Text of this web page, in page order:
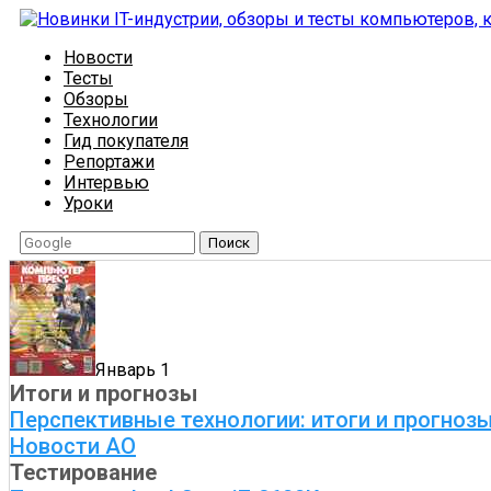
Новости
Тесты
Обзоры
Технологии
Гид покупателя
Репортажи
Интервью
Уроки
Поиск
Январь 1
Итоги и прогнозы
Перспективные технологии: итоги и
Новости АО
Тестирование